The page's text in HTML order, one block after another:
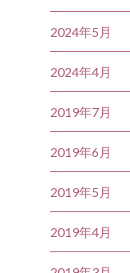
2024年5月
2024年4月
2019年7月
2019年6月
2019年5月
2019年4月